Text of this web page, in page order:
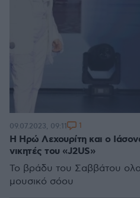
Η Ηρώ Λεχουρίτη και ο
νικητές του «J2US»
Το βράδυ του Σαββάτου
μουσικό σόου
09.07.2023, 09:11 1